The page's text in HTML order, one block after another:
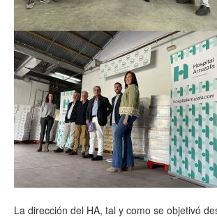
La dirección del HA, tal y como se objetivó